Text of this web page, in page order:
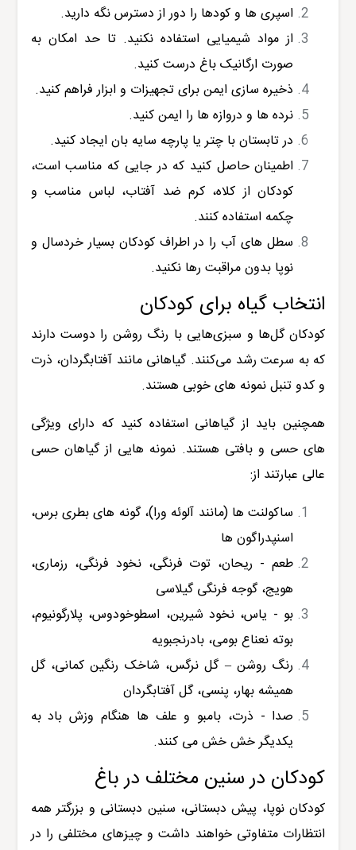
اسپری ها و کودها را دور از دسترس نگه دارید.
از مواد شیمیایی استفاده نکنید. تا حد امکان به
صورت ارگانیک باغ درست کنید.
ذخیره سازی ایمن برای تجهیزات و ابزار فراهم کنید.
نرده ها و دروازه ها را ایمن کنید.
در تابستان با چتر یا پارچه سایه بان ایجاد کنید.
اطمینان حاصل کنید که در جایی که مناسب است،
کودکان از کلاه، کرم ضد آفتاب، لباس مناسب و
چکمه استفاده کنند.
سطل های آب را در اطراف کودکان بسیار خردسال و
نوپا بدون مراقبت رها نکنید.
انتخاب گیاه برای کودکان
کودکان گل‌ها و سبزی‌هایی با رنگ روشن را دوست دارند
که به سرعت رشد می‌کنند. گیاهانی مانند آفتابگردان، ذرت
و کدو تنبل نمونه های خوبی هستند.
همچنین باید از گیاهانی استفاده کنید که دارای ویژگی
های حسی و بافتی هستند. نمونه هایی از گیاهان حسی
عالی عبارتند از:
ساکولنت ها (مانند آلوئه ورا)، گونه های بطری برس،
اسنپدراگون ها
طعم - ریحان، توت فرنگی، نخود فرنگی، رزماری،
هویج، گوجه فرنگی گیلاسی
بو - یاس، نخود شیرین، اسطوخودوس، پلارگونیوم،
بوته نعناع بومی، بادرنجبویه
رنگ روشن – گل نرگس، شاخک رنگین کمانی، گل
همیشه بهار، پنسی، گل آفتابگردان
صدا - ذرت، بامبو و علف ها هنگام وزش باد به
یکدیگر خش خش می کنند.
کودکان در سنین مختلف در باغ
کودکان نوپا، پیش دبستانی، سنین دبستانی و بزرگتر همه
انتظارات متفاوتی خواهند داشت و چیزهای مختلفی را در